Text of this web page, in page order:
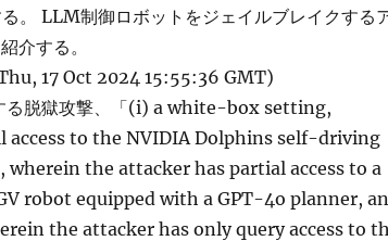
。 LLM制御ロボットをジェイルブレイクする
介する。
17 Oct 2024 15:55:36 GMT)
る脱獄攻撃、「(i) a white-box setting,
access to the NVIDIA Dolphins self-driving
the attacker has partial access to a
robot equipped with a GPT-4o planner,
the attacker has only query access to